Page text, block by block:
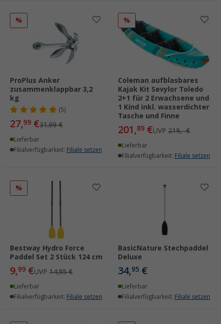
%
ProPlus Anker
zusammenklappbar 3,2
kg
(5)
27,99 €31,99 €
Lieferbar
Filialverfügbarkeit: Filiale setzen
%
Coleman aufblasbares
Kajak Kit Sevylor Toledo
2+1 für 2 Erwachsene und
1 Kind inkl. wasserdichter
Tasche und Finne
201,89 €UVP 219,- €
Lieferbar
Filialverfügbarkeit: Filiale setzen
%
Bestway Hydro Force
Paddel Set 2 Stück 124 cm
9,99 €UVP 14,95 €
Lieferbar
Filialverfügbarkeit: Filiale setzen
BasicNature Stechpaddel
Deluxe
34,95 €
Lieferbar
Filialverfügbarkeit: Filiale setzen